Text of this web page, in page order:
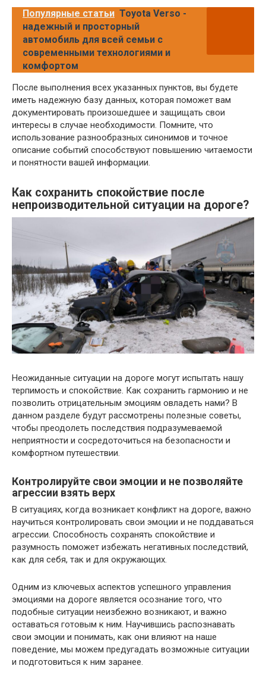
Популярные статьи Toyota Verso -
надежный и просторный
автомобиль для всей семьи с
современными технологиями и
комфортом
После выполнения всех указанных пунктов, вы будете
иметь надежную базу данных, которая поможет вам
документировать произошедшее и защищать свои
интересы в случае необходимости. Помните, что
использование разнообразных синонимов и точное
описание событий способствуют повышению читаемости
и понятности вашей информации.
Как сохранить спокойствие после
непроизводительной ситуации на дороге?
Неожиданные ситуации на дороге могут испытать нашу
терпимость и спокойствие. Как сохранить гармонию и не
позволить отрицательным эмоциям овладеть нами? В
данном разделе будут рассмотрены полезные советы,
чтобы преодолеть последствия подразумеваемой
неприятности и сосредоточиться на безопасности и
комфортном путешествии.
Контролируйте свои эмоции и не позволяйте
агрессии взять верх
В ситуациях, когда возникает конфликт на дороге, важно
научиться контролировать свои эмоции и не поддаваться
агрессии. Способность сохранять спокойствие и
разумность поможет избежать негативных последствий,
как для себя, так и для окружающих.
Одним из ключевых аспектов успешного управления
эмоциями на дороге является осознание того, что
подобные ситуации неизбежно возникают, и важно
оставаться готовым к ним. Научившись распознавать
свои эмоции и понимать, как они влияют на наше
поведение, мы можем предугадать возможные ситуации
и подготовиться к ним заранее.